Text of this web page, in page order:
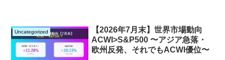
Uncategorized
【2026年7月末】世界市場動向
ACWI>S&P500 〜アジア急落・
欧州反発、それでもACWI優位〜